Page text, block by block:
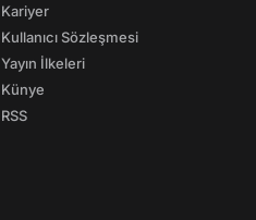
Kariyer
Kullanıcı Sözleşmesi
Yayın İlkeleri
Künye
RSS